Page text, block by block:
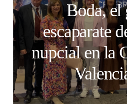
Boda, el
escaparate
nupcial en la